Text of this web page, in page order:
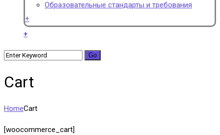
Образовательные стандарты и требования
+
+
Cart
HomeCart
[woocommerce_cart]